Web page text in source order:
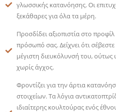
γλωσσικής κατανόησης. Οι
ξεκάθαρες για όλα τα μέρη.
Προσδίδει αξιοπιστία στο
πρόσωπό σας. Δείχνει ότι
μέγιστη διευκόλυνσή του, ούτως
χωρίς άγχος.
Φροντίζει για την άρτια
στοιχείων. Τα λόγια
ιδιαίτερης κουλτούρας ενός